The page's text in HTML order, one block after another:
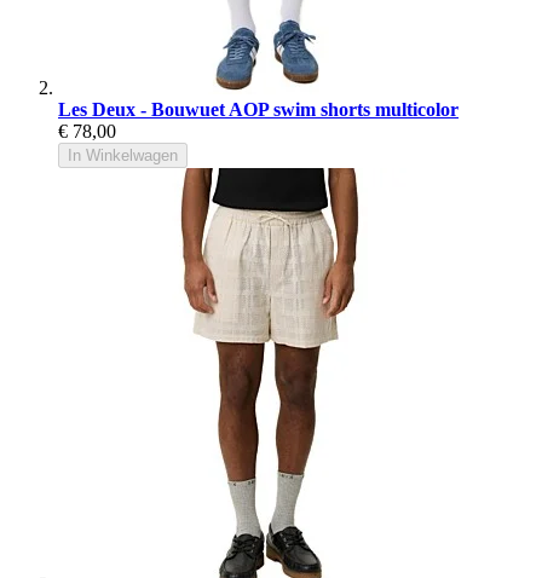
Les Deux - Bouwuet AOP swim shorts multicolor
€ 78,00
In Winkelwagen